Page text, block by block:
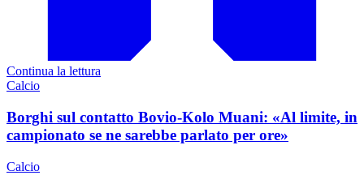
Continua la lettura
Calcio
Borghi sul contatto Bovio-Kolo Muani: «Al limite, in
campionato se ne sarebbe parlato per ore»
Calcio